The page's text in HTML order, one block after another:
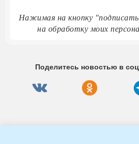
Нажимая на кнопку
на обработку моих
Поделитесь новостью в